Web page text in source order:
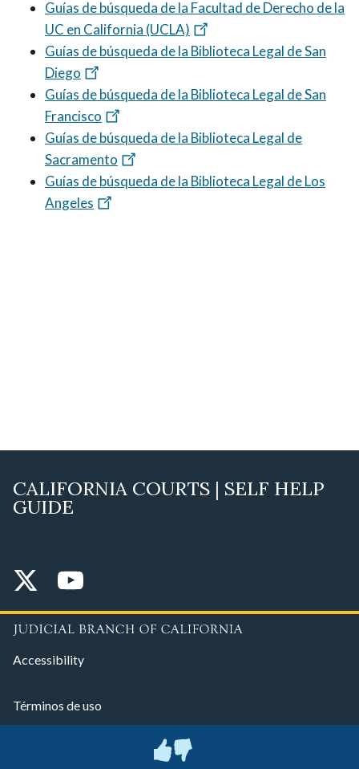
Guías de búsqueda de la Facultad de Derecho de la
UC en California (UCLA)
Guías de búsqueda de la Biblioteca Legal de San
Diego
Guías de búsqueda de la Biblioteca Legal de San
Francisco
Guías de búsqueda de la Biblioteca Legal de
Sacramento
Guías de búsqueda de la Biblioteca Legal de Los
Angeles
CALIFORNIA COURTS | SELF HELP
GUIDE
Accessibility
Términos de uso